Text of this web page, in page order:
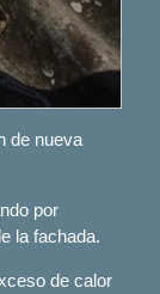
de nueva
por
la fachada.
de calor